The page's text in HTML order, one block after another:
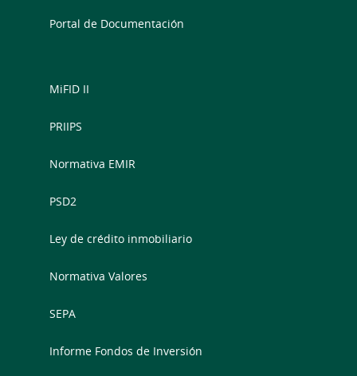
Portal de Documentación
MiFID II
PRIIPS
Normativa EMIR
PSD2
Ley de crédito inmobiliario
Normativa Valores
SEPA
Informe Fondos de Inversión